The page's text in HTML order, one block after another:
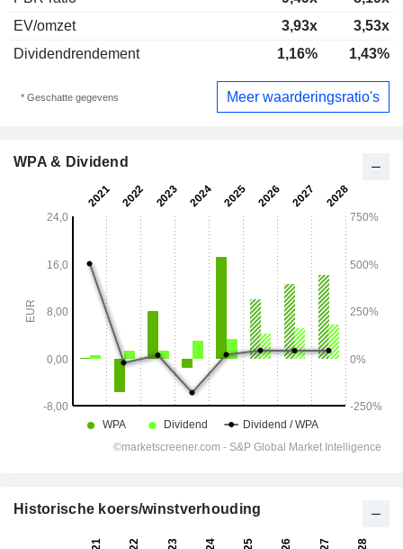
EV/omzet
3,93x
3,53x
Dividendrendement
1,16% 1,43%
* Geschatte gegevens Meer waarderingsratio's
WPA & Dividend
Historische koers/winstverhouding